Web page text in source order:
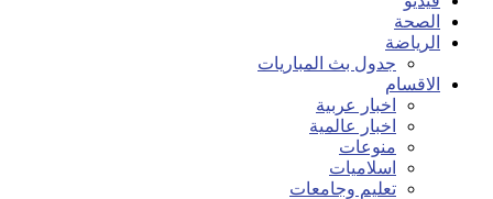
الصحة
الرياضة
جدول بث المباريات
الاقسام
اخبار عربية
اخبار عالمية
منوعات
اسلاميات
تعليم وجامعات